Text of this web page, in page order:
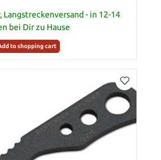
Langstreckenversand - in 12-14
bei Dir zu Hause
to shopping cart